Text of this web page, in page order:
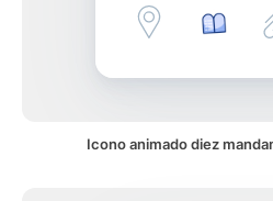
Icono animado diez